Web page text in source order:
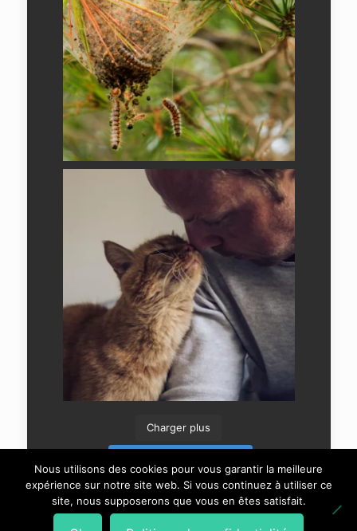
Charger plus
Nous utilisons des cookies pour vous garantir la meilleure
expérience sur notre site web. Si vous continuez à utiliser ce
site, nous supposerons que vous en êtes satisfait.